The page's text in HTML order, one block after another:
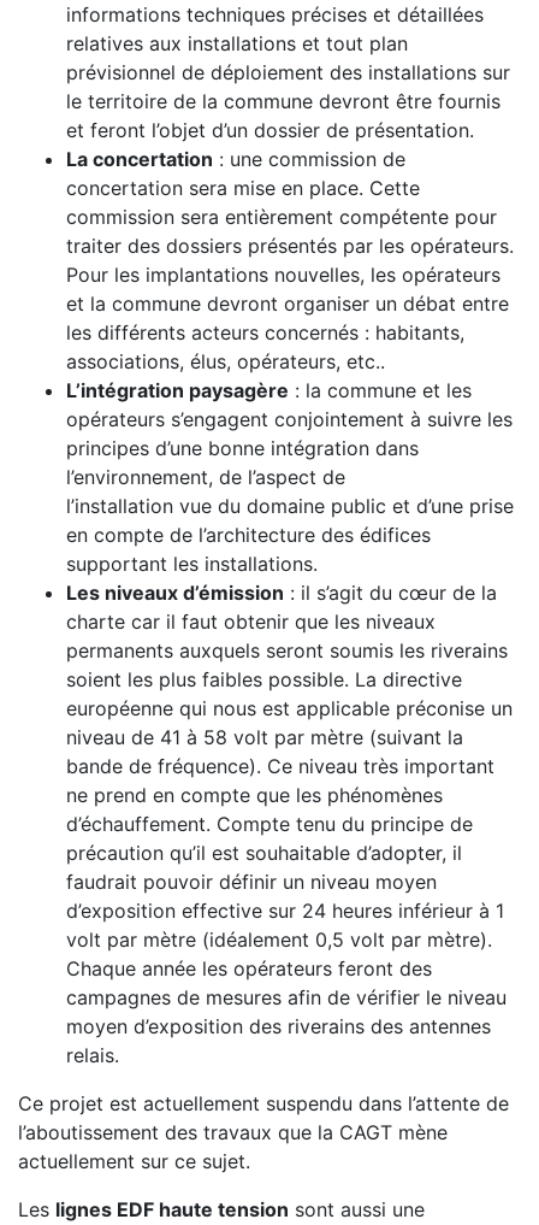
informations techniques précises et détaillées
relatives aux installations et tout plan
prévisionnel de déploiement des installations sur
le territoire de la commune devront être fournis
et feront l’objet d’un dossier de présentation.
La concertation : une commission de
concertation sera mise en place. Cette
commission sera entièrement compétente pour
traiter des dossiers présentés par les opérateurs.
Pour les implantations nouvelles, les opérateurs
et la commune devront organiser un débat entre
les différents acteurs concernés : habitants,
associations, élus, opérateurs, etc..
L’intégration paysagère : la commune et les
opérateurs s’engagent conjointement à suivre les
principes d’une bonne intégration dans
l’environnement, de l’aspect de
l’installation vue du domaine public et d’une prise
en compte de l’architecture des édifices
supportant les installations.
Les niveaux d’émission : il s’agit du cœur de la
charte car il faut obtenir que les niveaux
permanents auxquels seront soumis les riverains
soient les plus faibles possible. La directive
européenne qui nous est applicable préconise un
niveau de 41 à 58 volt par mètre (suivant la
bande de fréquence). Ce niveau très important
ne prend en compte que les phénomènes
d’échauffement. Compte tenu du principe de
précaution qu’il est souhaitable d’adopter, il
faudrait pouvoir définir un niveau moyen
d’exposition effective sur 24 heures inférieur à 1
volt par mètre (idéalement 0,5 volt par mètre).
Chaque année les opérateurs feront des
campagnes de mesures afin de vérifier le niveau
moyen d’exposition des riverains des antennes
relais.
Ce projet est actuellement suspendu dans l’attente de
l’aboutissement des travaux que la CAGT mène
actuellement sur ce sujet.
Les lignes EDF haute tension sont aussi une